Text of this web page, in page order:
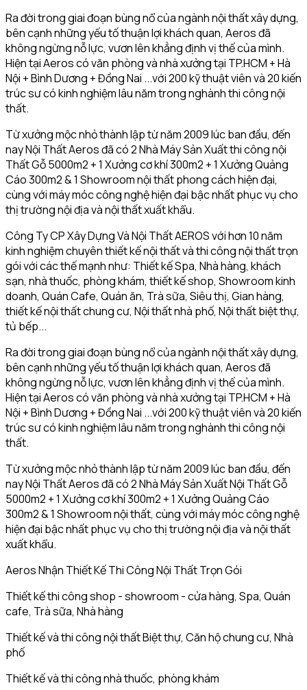
Ra đời trong giai đoạn bùng nổ của ngành nội thất xây dựng,
bên cạnh những yếu tố thuận lợi khách quan, Aeros đã
không ngừng nỗ lực, vươn lên khẳng định vị thế của mình.
Hiện tại Aeros có văn phòng và nhà xưởng tại TP.HCM + Hà
Nội + Bình Dương + Đồng Nai ...với 200 kỹ thuật viên và 20 kiến
trúc sư có kinh nghiệm lâu năm trong nghành thi công nội
thất.
Từ xưởng mộc nhỏ thành lập từ năm 2009 lúc ban đầu, đến
nay Nội Thất Aeros đã có 2 Nhà Máy Sản Xuất thi công nội
Thất Gỗ 5000m2 + 1 Xưởng cơ khí 300m2 + 1 Xưởng Quảng
Cáo 300m2 & 1 Showroom nội thất phong cách hiện đại,
cùng với máy móc công nghệ hiện đại bậc nhất phục vụ cho
thị trường nội địa và nội thất xuất khẩu.
Công Ty CP Xây Dựng Và Nội Thất AEROS với hơn 10 năm
kinh nghiệm chuyên thiết kế nội thất và thi công nội thất trọn
gói với các thế mạnh như: Thiết kế Spa, Nhà hàng, khách
sạn, nhà thuốc, phòng khám, thiết kế shop, Showroom kinh
doanh, Quán Cafe, Quán ăn, Trà sữa, Siêu thị, Gian hàng,
thiết kế nội thất chung cư, Nội thất nhà phố, Nội thất biệt thự,
tủ bếp...
Ra đời trong giai đoạn bùng nổ của ngành nội thất xây dựng,
bên cạnh những yếu tố thuận lợi khách quan, Aeros đã
không ngừng nỗ lực, vươn lên khẳng định vị thế của mình.
Hiện tại Aeros có văn phòng và nhà xưởng tại TP.HCM + Hà
Nội + Bình Dương + Đồng Nai ...với 200 kỹ thuật viên và 20 kiến
trúc sư có kinh nghiệm lâu năm trong nghành thi công nội
thất.
Từ xưởng mộc nhỏ thành lập từ năm 2009 lúc ban đầu, đến
nay Nội Thất Aeros đã có 2 Nhà Máy Sản Xuất Nội Thất Gỗ
5000m2 + 1 Xưởng cơ khí 300m2 + 1 Xưởng Quảng Cáo
300m2 & 1 Showroom nội thất, cùng với máy móc công nghệ
hiện đại bậc nhất phục vụ cho thị trường nội địa và nội thất
xuất khẩu.
Aeros Nhận Thiết Kế Thi Công Nội Thất Trọn Gói
Thiết kế thi công shop - showroom - cửa hàng, Spa, Quán
cafe, Trà sữa, Nhà hàng
Thiết kế và thi công nội thất Biệt thự, Căn hộ chung cư, Nhà
phố
Thiết kế và thi công nhà thuốc, phòng khám